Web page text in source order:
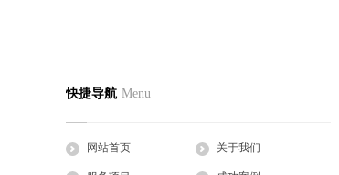
快捷导航 Menu
网站首页 关于我们